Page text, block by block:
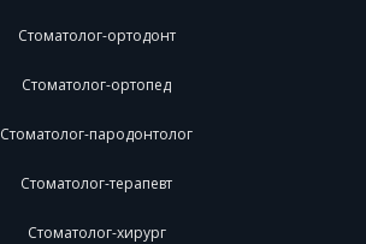
Стоматолог-ортодонт
Стоматолог-ортопед
Стоматолог-пародонтолог
Стоматолог-терапевт
Стоматолог-хирург